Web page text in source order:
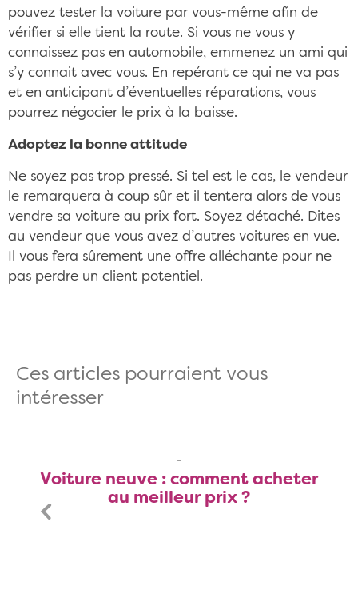
pouvez tester la voiture par vous-même afin de
vérifier si elle tient la route. Si vous ne vous y
connaissez pas en automobile, emmenez un ami qui
s’y connait avec vous. En repérant ce qui ne va pas
et en anticipant d’éventuelles réparations, vous
pourrez négocier le prix à la baisse.
Adoptez la bonne attitude
Ne soyez pas trop pressé. Si tel est le cas, le vendeur
le remarquera à coup sûr et il tentera alors de vous
vendre sa voiture au prix fort. Soyez détaché. Dites
au vendeur que vous avez d’autres voitures en vue.
Il vous fera sûrement une offre alléchante pour ne
pas perdre un client potentiel.
Ces articles pourraient vous
intéresser
Voiture neuve : comment acheter
au meilleur prix ?